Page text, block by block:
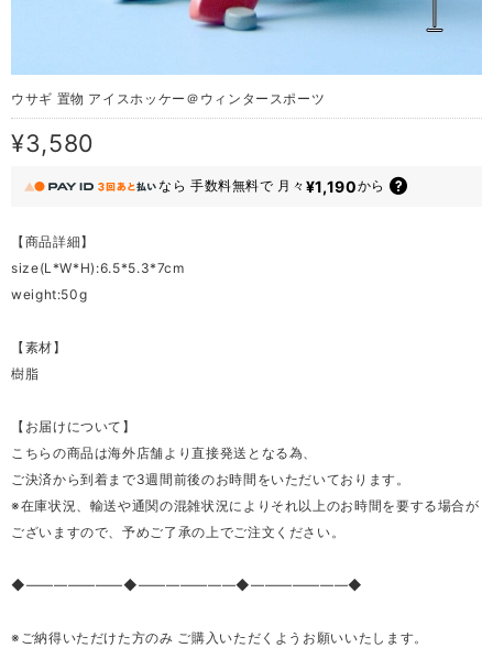
ウサギ 置物 アイスホッケー＠ウィンタースポーツ
¥3,580
なら 手数料無料で 月々 ¥1,190から
【商品詳細】
size(L*W*H):6.5*5.3*7cm
weight:50g
【素材】
樹脂
【お届けについて】
こちらの商品は海外店舗より直接発送となる為、
ご決済から到着まで3週間前後のお時間をいただいております。
※在庫状況、輸送や通関の混雑状況によりそれ以上のお時間を要する場合が
ございますので、予めご了承の上でご注文ください。
◆―――――――◆―――――――◆―――――――◆
※ご納得いただけた方のみ ご購入いただくようお願いいたします。